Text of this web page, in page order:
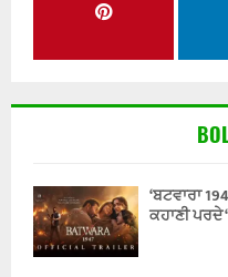
‘ਬਟਵਾਰਾ
ਕਹਾਣੀ ਪਰਦੇ